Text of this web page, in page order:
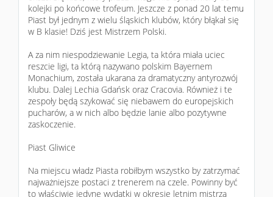
kolejki po końcowe trofeum. Jeszcze z ponad 20 lat temu
Piast był jednym z wielu śląskich klubów, który błąkał się
w B klasie! Dziś jest Mistrzem Polski.
A za nim niespodziewanie Legia, ta która miała uciec
reszcie ligi, ta którą nazywano polskim Bayernem
Monachium, została ukarana za dramatyczny antyrozwój
klubu. Dalej Lechia Gdańsk oraz Cracovia. Również i te
zespoły będą szykować się niebawem do europejskich
pucharów, a w nich albo będzie lanie albo pozytywne
zaskoczenie.
Piast Gliwice
Na miejscu władz Piasta robiłbym wszystko by zatrzymać
najważniejsze postaci z trenerem na czele. Powinny być
to właściwie jedyne wydatki w okresie letnim mistrza